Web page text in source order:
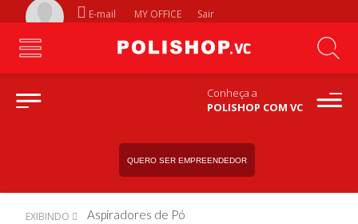
E-mail MY OFFICE Sair
Conheça a
POLISHOP COM VC
QUERO SER EMPREENDEDOR
EXIBINDO Aspiradores de Pó